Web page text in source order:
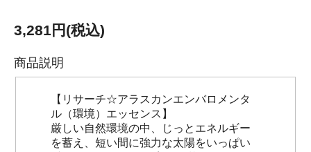
3,281円(税込)
商品説明
【リサーチ☆アラスカンエンバロメンタ
ル（環境）エッセンス】
厳しい自然環境の中、じっとエネルギー
を蓄え、短い間に強力な太陽をいっぱい